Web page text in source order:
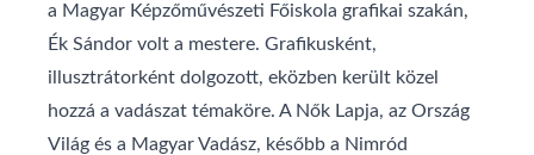
a Magyar Képzőművészeti Főiskola grafikai szakán,
Ék Sándor volt a mestere. Grafikusként,
illusztrátorként dolgozott, eközben került közel
hozzá a vadászat témaköre. A Nők Lapja, az Ország
Világ és a Magyar Vadász, később a Nimród